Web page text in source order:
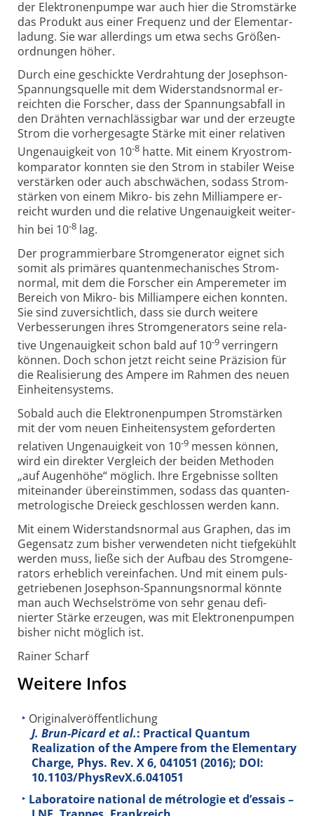
der Elek­tronen­pumpe war auch hier die Strom­stärke
das Produkt aus einer Frequenz und der Ele­mentar­
ladung. Sie war aller­dings um etwa sechs Größen­
ord­nungen höher.
Durch eine geschickte Verdrahtung der Josephson-
Spannungsquelle mit dem Wider­stands­normal er­
reichten die Forscher, dass der Spannungs­abfall in
den Drähten ver­nach­lässig­bar war und der er­zeugte
Strom die vorher­ge­sagte Stärke mit einer rela­tiven
Unge­nauig­keit von 10-8 hatte. Mit einem Kryo­strom­
kompa­rator konnten sie den Strom in stabiler Weise
ver­stärken oder auch ab­schwächen, sodass Strom­
stärken von einem Mikro- bis zehn Milli­ampere er­
reicht wurden und die rela­tive Unge­nauig­keit weiter­
hin bei 10-8 lag.
Der programmierbare Stromgenerator eignet sich
somit als primäres quanten­mecha­nisches Strom­
normal, mit dem die Forscher ein Ampere­meter im
Bereich von Mikro- bis Milli­ampere eichen konnten.
Sie sind zuver­sicht­lich, dass sie durch weitere
Verbes­se­rungen ihres Strom­gene­rators seine rela­
tive Unge­nauig­keit schon bald auf 10-9 ver­ringern
können. Doch schon jetzt reicht seine Präzi­sion für
die Reali­sierung des Ampere im Rahmen des neuen
Ein­heiten­systems.
Sobald auch die Elektronenpumpen Stromstärken
mit der vom neuen Ein­heiten­system gefor­derten
rela­tiven Unge­nauig­keit von 10-9 messen können,
wird ein direkter Ver­gleich der beiden Methoden
„auf Augen­höhe“ möglich. Ihre Ergeb­nisse sollten
mitein­ander über­ein­stimmen, sodass das quanten­
metro­lo­gische Dreieck ge­schlossen werden kann.
Mit einem Widerstandsnormal aus Graphen, das im
Gegensatz zum bisher verwen­deten nicht tief­ge­kühlt
werden muss, ließe sich der Aufbau des Strom­gene­
rators erheb­lich ver­ein­fachen. Und mit einem puls­
getrie­benen Josephson-Spannungs­normal könnte
man auch Wechsel­ströme von sehr genau defi­
nierter Stärke er­zeugen, was mit Elek­tronen­pumpen
bisher nicht möglich ist.
Rainer Scharf
Weitere Infos
Originalveröffentlichung
J. Brun-Picard et al.: Practical Quantum
Realization of the Ampere from the Elementary
Charge, Phys. Rev. X6, 041051 (2016); DOI:
10.1103/PhysRevX.6.041051
Laboratoire national de métrologie et d’essais –